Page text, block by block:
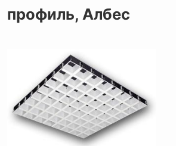
профиль, Албес